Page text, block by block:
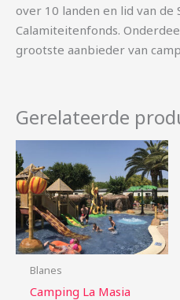
over 10 landen en lid van de
Calamiteitenfonds.
grootste aanbieder van
Gerelateerde
Blanes
Camping La Masia